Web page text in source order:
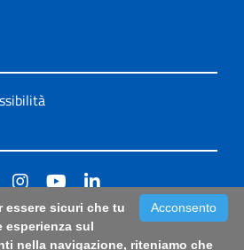
di prima istanza per
Acconsento
essere sicuri che tu
esperienza sul
nella navigazione, riteniamo che